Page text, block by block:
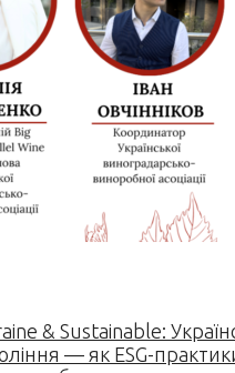
& Sustainable:
— як ESG-